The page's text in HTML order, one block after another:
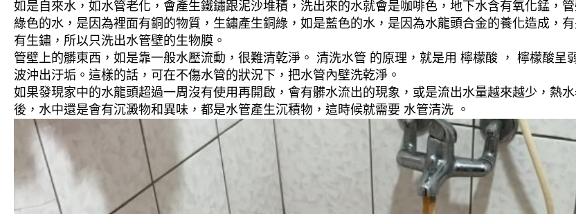
如是自來水，如水管老化，會產生鐵鏽跟泥沙堆積，洗出來的水就會是咖啡色，地下水含有氧化錳，
綠色的水，是因為裡面有銅的物質，生鏽產生銅綠，如是藍色的水，是因為水龍頭合金的養化造成，
有生鏽，所以只洗出水管壁的生物膜。
管壁上的髒東西，如是靠一般水壓流動，很難清乾淨。 清洗水管 的原理，就是用 檸檬酸 ， 檸檬酸
波沖出汙垢。這樣的話，可在不傷水管的狀況下，把水管內壁洗乾淨。
如果發現家中的水龍頭超過一周沒有使用再開啟，會有髒水流出的現象，或是流出水量越來越少，熱
後，水中還是會有沉澱物和異味，都是水管產生沉積物，這時候就需要 水管清洗 。